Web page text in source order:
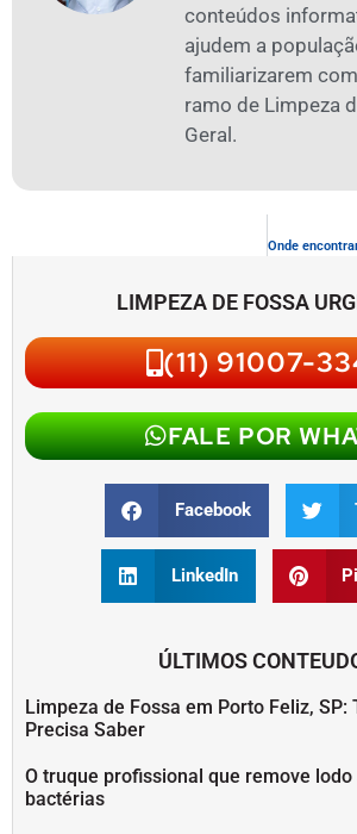
conteúdos
ajudem a
familiarizarem
ramo de Limpeza
Geral.
LIMPEZA DE FOSSA
(11) 91007-
FALE POR
Facebook
LinkedIn
ÚLTIMOS
Limpeza de Fossa em Porto Feliz, SP:
Precisa Saber
O truque profissional que remove
bactérias